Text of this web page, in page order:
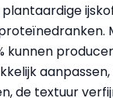
kunnen
de textuur